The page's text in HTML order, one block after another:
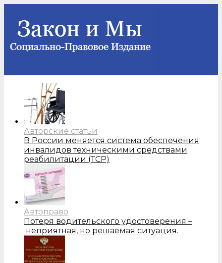
Авторские статьи
В России меняется система обеспечения
инвалидов техническими средствами
реабилитации (ТСР)
Автоправо
Потеря водительского удостоверения –
неприятная, но решаемая ситуация.